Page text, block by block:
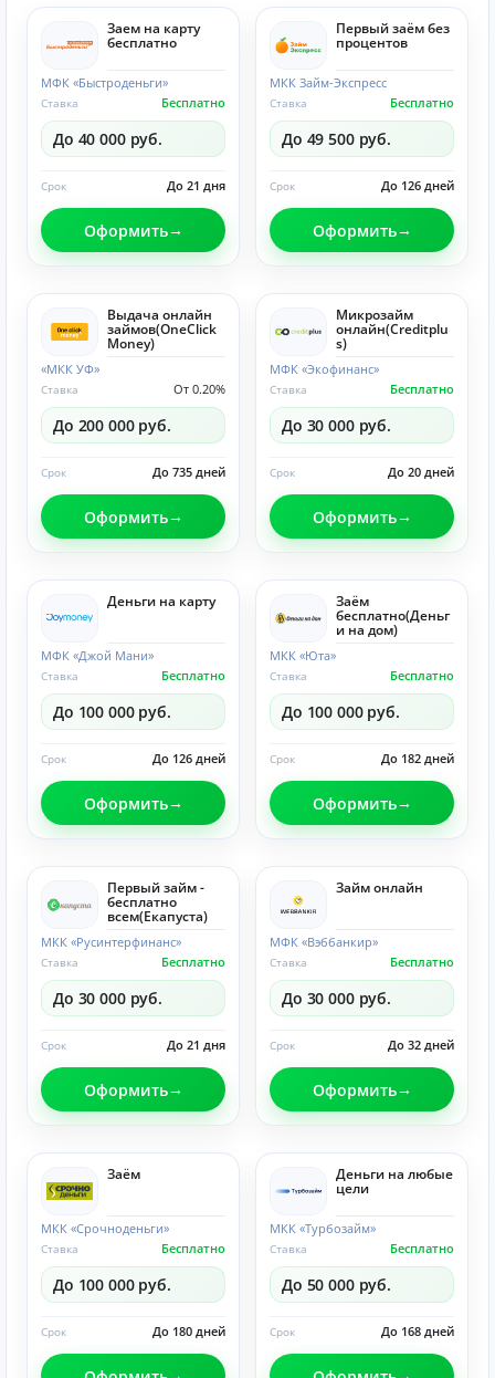
Заем на карту
бесплатно
МФК «Быстроденьги»
Бесплатно
Ставка
До 40 000 руб.
До 21 дня
Срок
Оформить
Первый заём без
процентов
МКК Займ-Экспресс
Бесплатно
Ставка
До 49 500 руб.
До 126 дней
Срок
Оформить
Выдача онлайн
займов(OneClick
Money)
«МКК УФ»
От 0.20%
Ставка
До 200 000 руб.
До 735 дней
Срок
Оформить
Микрозайм
онлайн(Creditplu
s)
МФК «Экофинанс»
Бесплатно
Ставка
До 30 000 руб.
До 20 дней
Срок
Оформить
Деньги на карту
МФК «Джой Мани»
Бесплатно
Ставка
До 100 000 руб.
До 126 дней
Срок
Оформить
Заём
бесплатно(Деньг
и на дом)
МКК «Юта»
Бесплатно
Ставка
До 100 000 руб.
До 182 дней
Срок
Оформить
Первый займ -
бесплатно
всем(Eкапуста)
МКК «Русинтерфинанс»
Бесплатно
Ставка
До 30 000 руб.
До 21 дня
Срок
Оформить
Займ онлайн
МФК «Вэббанкир»
Бесплатно
Ставка
До 30 000 руб.
До 32 дней
Срок
Оформить
Заём
МКК «Срочноденьги»
Бесплатно
Ставка
До 100 000 руб.
До 180 дней
Срок
Деньги на любые
цели
МКК «Турбозайм»
Бесплатно
Ставка
До 50 000 руб.
До 168 дней
Срок